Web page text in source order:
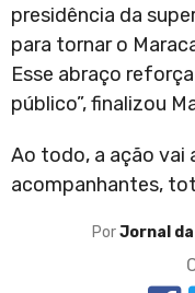
presidência da
para tornar o
Esse abraço
público”, finalizou
Ao todo, a ação
acompanhantes,
PorJornal